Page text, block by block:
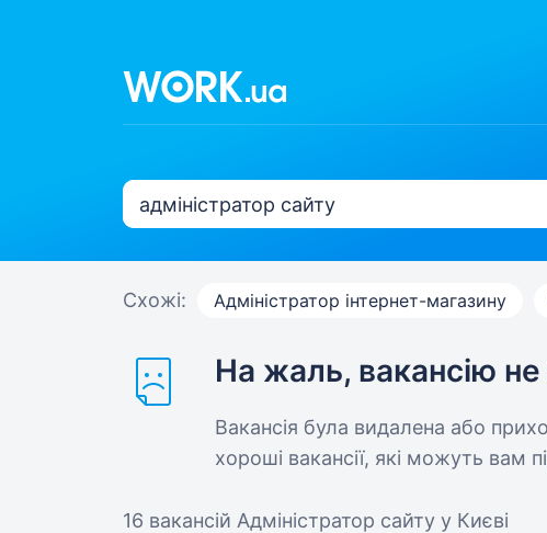
Схожі: Адміністратор інтернет-магазину
На жаль, вакансію
Вакансія була видалена або
хороші вакансії, які можуть вам
16 вакансій Адміністратор сайту у Києві